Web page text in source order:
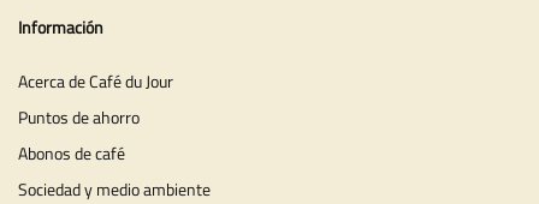
Información
Acerca de Café du Jour
Puntos de ahorro
Abonos de café
Sociedad y medio ambiente